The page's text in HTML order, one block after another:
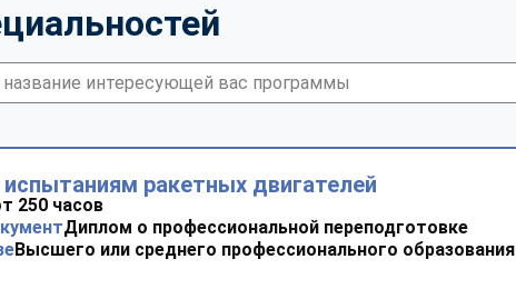
испытаниям ракетных двигателей
250 часов
Диплом о профессиональной переподготовке
Высшего или среднего профессионального образования